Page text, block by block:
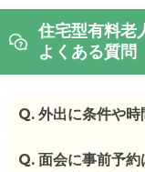
住宅型有料老
よくある質問
Q. 外出に条件や時
制限なくマスク
Q. 面会に事前予約